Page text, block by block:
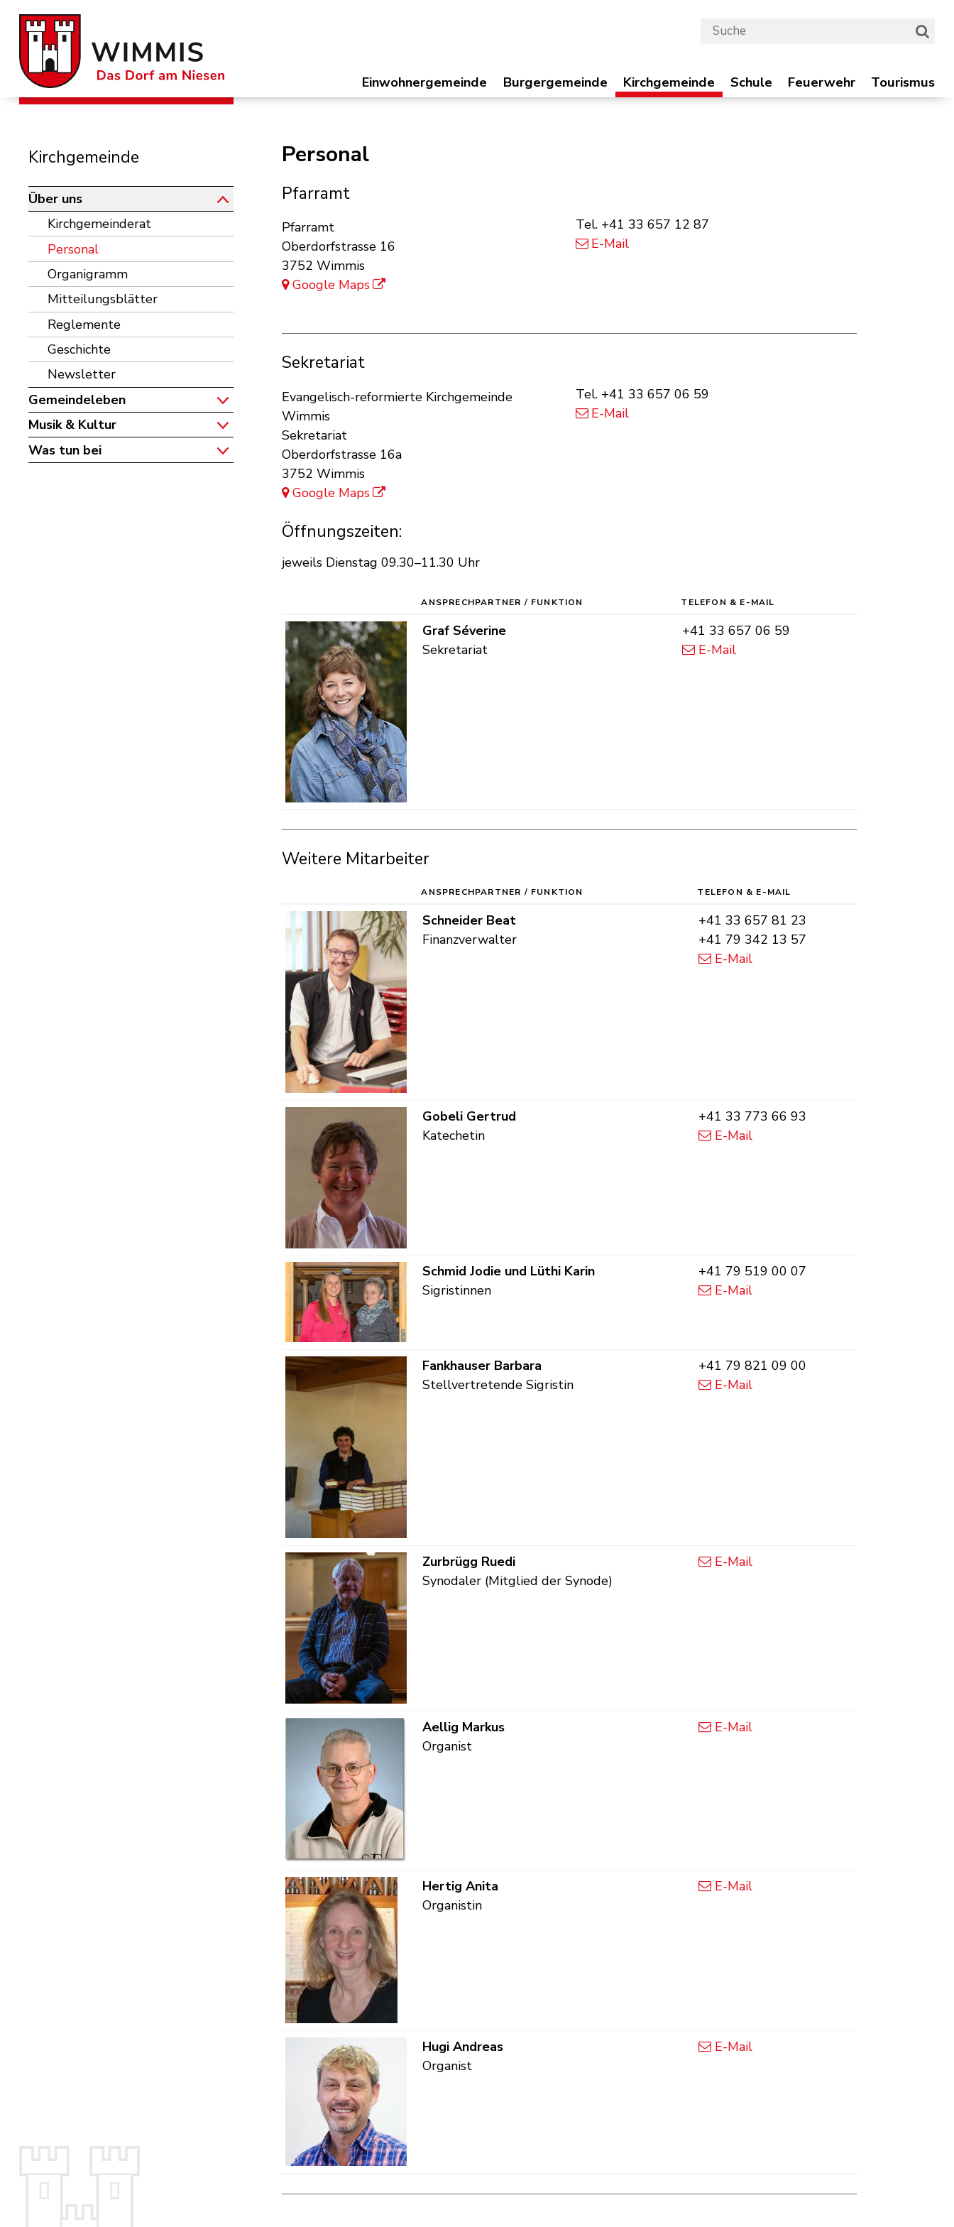
Navigieren in der Gemeinde Wimmis
Schnellnavigation Suchbegriff
Hauptnavigation
Einwohnergemeinde
Einwohnergemeinde Burgergemeinde
Burgergemeinde Kirchgemeinde
Kirchgemeinde Schule
Schule Feuerwehr
Feuerwehr Tourismus
Tourismus
Subnavigation
Kirchgemeinde
Über uns
Kirchgemeinderat
Personal
Organigramm
Mitteilungsblätter
Reglemente
Geschichte
Newsletter
Gemeindeleben
Musik & Kultur
Was tun bei
Personal
Pfarramt
Adresse
Pfarramt
Oberdorfstrasse 16
3752 Wimmis
Google Maps
Tel.+41 33 657 12 87
E-Mail
Sekretariat
Adresse
Evangelisch-reformierte Kirchgemeinde
Wimmis
Sekretariat
Oberdorfstrasse 16a
3752 Wimmis
Google Maps
Tel.+41 33 657 06 59
E-Mail
Öffnungszeiten:
jeweils Dienstag 09.30–11.30 Uhr
ANSPRECHPARTNER / FUNKTION TELEFON & E-MAIL
Graf SéverineFunktion
Sekretariat
Zentrale
+41 33 657 06 59
E-Mail
Weitere Mitarbeiter
ANSPRECHPARTNER / FUNKTION TELEFON & E-MAIL
Schneider BeatFunktion
Finanzverwalter
Tel.
+41 33 657 81 23
Mobil
+41 79 342 13 57
E-Mail
Gobeli Gertrud
Katechetin
Zentrale
+41 33 773 66 93
E-Mail
Schmid Jodie und Lüthi KarinFunktion
Sigristinnen
Mobil
+41 79 519 00 07
E-Mail
Fankhauser Barbara
Stellvertretende Sigristin
Mobil
+41 79 821 09 00
E-Mail
Zurbrügg RuediFunktion
Synodaler (Mitglied der Synode)
E-Mail
Aellig MarkusFunktion
Organist
E-Mail
Hertig Anita
Organistin
E-Mail
Hugi AndreasFunktion
Organist
E-Mail